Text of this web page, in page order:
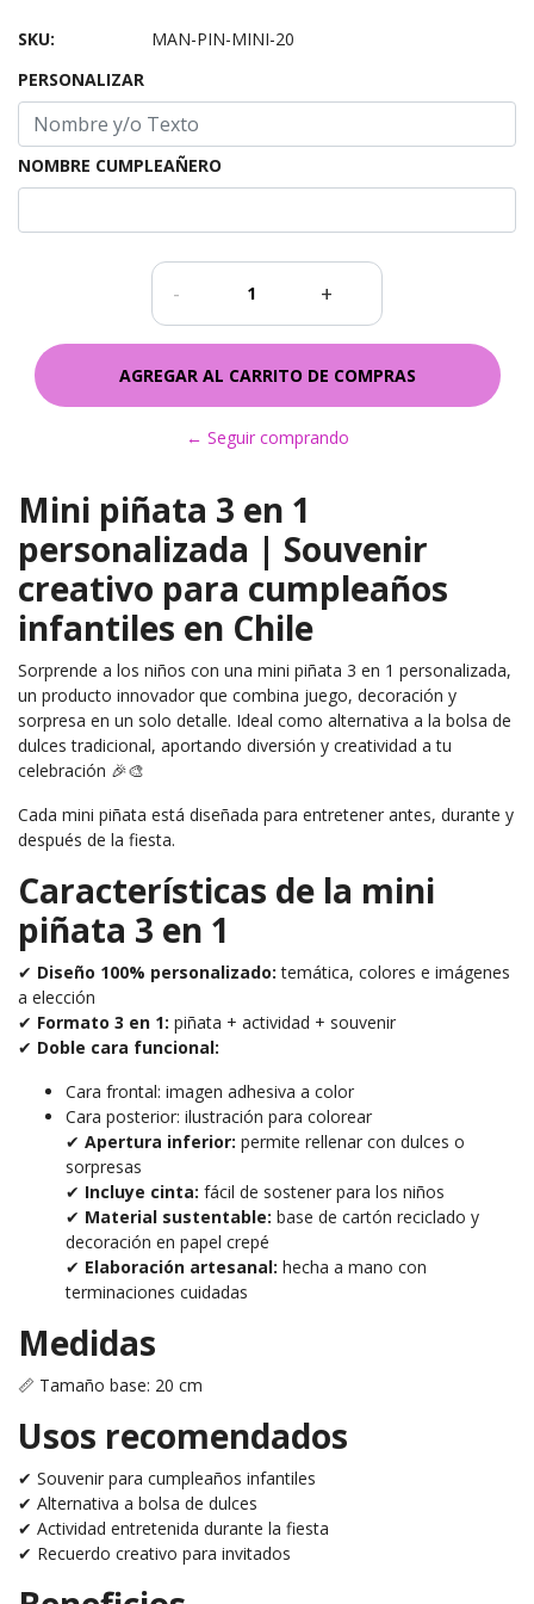
SKU:
MAN-PIN-MINI-20
PERSONALIZAR
NOMBRE CUMPLEAÑERO
- +
← Seguir comprando
Mini piñata 3 en 1
personalizada | Souvenir
creativo para cumpleaños
infantiles en Chile
Sorprende a los niños con una mini piñata 3 en 1 personalizada,
un producto innovador que combina juego, decoración y
sorpresa en un solo detalle. Ideal como alternativa a la bolsa de
dulces tradicional, aportando diversión y creatividad a tu
celebración 🎉🎨
Cada mini piñata está diseñada para entretener antes, durante y
después de la fiesta.
Características de la mini
piñata 3 en 1
✔ Diseño 100% personalizado: temática, colores e imágenes
a elección
✔ Formato 3 en 1: piñata + actividad + souvenir
✔ Doble cara funcional:
Cara frontal: imagen adhesiva a color
Cara posterior: ilustración para colorear
✔ Apertura inferior: permite rellenar con dulces o
sorpresas
✔ Incluye cinta: fácil de sostener para los niños
✔ Material sustentable: base de cartón reciclado y
decoración en papel crepé
✔ Elaboración artesanal: hecha a mano con
terminaciones cuidadas
Medidas
📏 Tamaño base: 20 cm
Usos recomendados
✔ Souvenir para cumpleaños infantiles
✔ Alternativa a bolsa de dulces
✔ Actividad entretenida durante la fiesta
✔ Recuerdo creativo para invitados